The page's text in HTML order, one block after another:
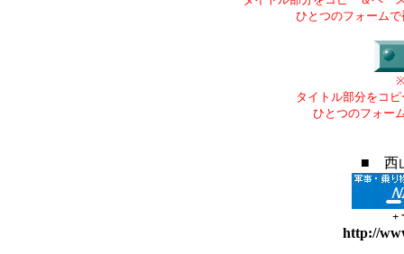
ひとつのフォーム
タイトル部分をコ
ひとつのフォー
■ 西
+
http://